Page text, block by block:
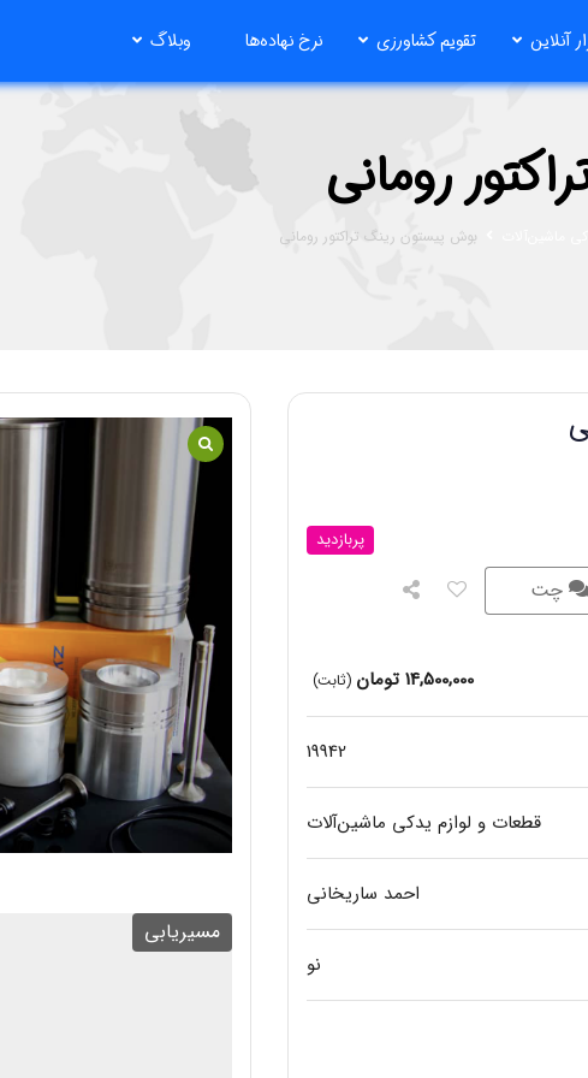
آنلاین تقویم کشاورزی نرخ نهاده‌ها وبلاگ
رومانی
بوش پیستون رینگ تراکتور رومانی
پربازدید
چت
14,500,000 تومان (ثابت)
19942
قطعات و لوازم یدکی ماشین‌آلات
احمد ساریخانی
نو
مسیریابی